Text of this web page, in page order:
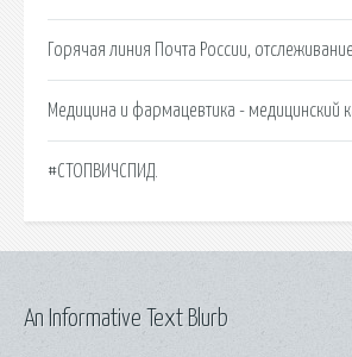
Горячая линия Почта России,
Медицина и фармацевтика - медицинский
#СТОПВИЧСПИД.
An Informative Text Blurb